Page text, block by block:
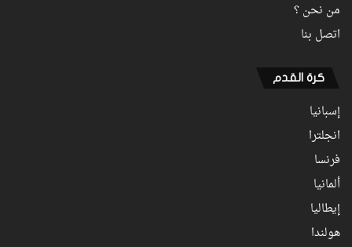
من نحن ؟
اتصل بنا
كرة القدم
إسبانيا
انجلترا
فرنسا
ألمانيا
إيطاليا
هولندا